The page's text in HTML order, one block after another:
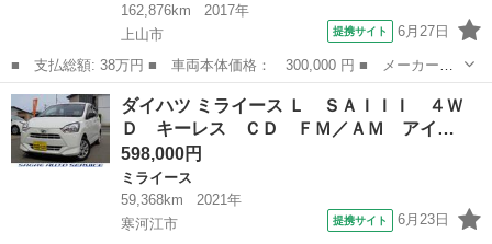
162,876km
2017年
上山市
提携サイト 6月27日
■ 支払総額: 38万円 ■ 車両本体価格： 300,000 円 ■ メーカー
名： ダイハツ ■ 車種名： ミライース ■ グレード名： Ｌｆ
ＳＡ 車検１０年３月 ４ＷＤ ＡＣ ＰＳ ＰＷ ナビ ＴＶ Ｂ
ｌｕｅｔｏｏｔｈ...
山形 上山市 ミライース
ダイハツ ミライース Ｌ ＳＡＩＩＩ ４Ｗ
Ｄ キーレス ＣＤ ＦＭ／ＡＭ アイ…
598,000円
ミライース
59,368km
2021年
寒河江市
提携サイト 6月23日